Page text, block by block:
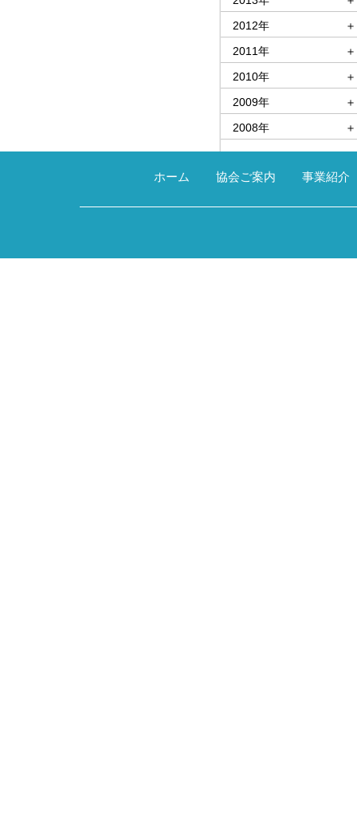
2012年
＋
2011年
＋
2010年
＋
2009年
＋
2008年
＋
ホーム 協会ご案内 事業紹介